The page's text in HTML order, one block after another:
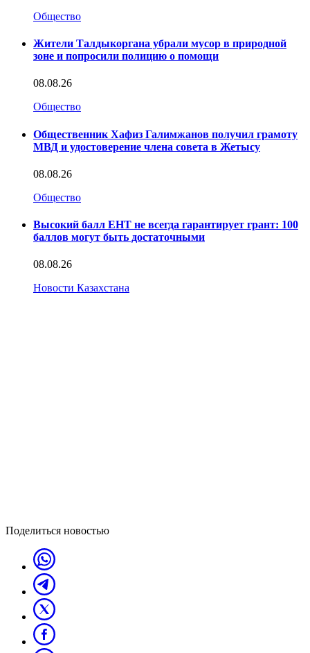
Общество
Жители Талдыкоргана убрали мусор в природной
зоне и попросили полицию о помощи
08.08.26
Общество
Общественник Хафиз Галимжанов получил грамоту
МВД и удостоверение члена совета в Жетысу
08.08.26
Общество
Высокий балл ЕНТ не всегда гарантирует грант: 100
баллов могут быть достаточными
08.08.26
Новости Казахстана
Поделиться новостью